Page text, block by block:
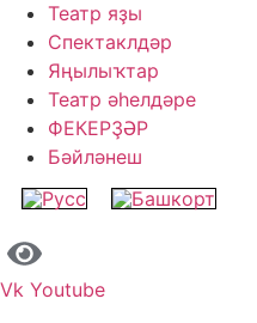
Театр яҙы
Спектаклдәр
Яңылыҡтар
Театр әһелдәре
ФЕКЕРҘӘР
Бәйләнеш
Vk Youtube